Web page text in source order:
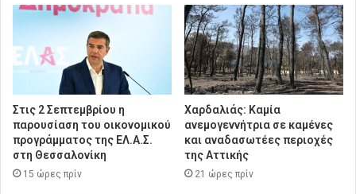
Στις 2 Σεπτεμβρίου η
παρουσίαση του οικονομικού
προγράμματος της ΕΛ.Α.Σ.
στη Θεσσαλονίκη
15 ώρες πρίν
Χαρδαλιάς: Καμία
ανεμογεννήτρια σε καμένες
και αναδασωτέες περιοχές
της Αττικής
21 ώρες πρίν